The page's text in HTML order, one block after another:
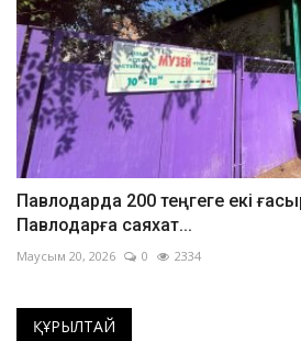
Павлодарда 200 теңгеге екі
Павлодарға саяхат...
Маусым 20, 2026 0 2334
ҚҰРЫЛТАЙ